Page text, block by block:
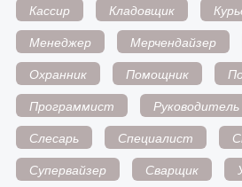
Кассир
Кладовщик
Менеджер
Мерчендайзер
Охранник
Помощник
Программист
Руководитель
Слесарь
Специалист
Супервайзер
Сварщик